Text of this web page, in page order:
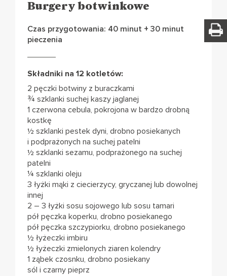
Burgery botwinkowe
Czas przygotowania: 40 minut + 30 minut
pieczenia
Składniki na 12 kotletów:
2 pęczki botwiny z buraczkami
¾ szklanki suchej kaszy jaglanej
1 czerwona cebula, pokrojona w bardzo drobną
kostkę
½ szklanki pestek dyni, drobno posiekanych
i podprażonych na suchej patelni
½ szklanki sezamu, podprażonego na suchej
patelni
¼ szklanki oleju
3 łyżki mąki z ciecierzycy, gryczanej lub dowolnej
innej
2 – 3 łyżki sosu sojowego lub sosu tamari
pół pęczka koperku, drobno posiekanego
pół pęczka szczypiorku, drobno posiekanego
½ łyżeczki imbiru
½ łyżeczki zmielonych ziaren kolendry
1 ząbek czosnku, drobno posiekany
sól i czarny pieprz